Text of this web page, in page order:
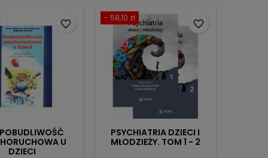
U
DZIECI
favorite_border
- 58,10 zł
PSYCHIATRIA DZIECI I
MŁODZIEŻY. TOM 1 - 2
favorite_border